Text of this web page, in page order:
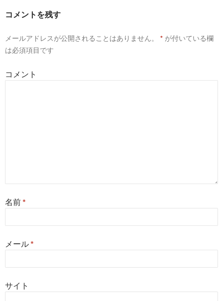
ゲ
シ
ン
コメントを残す
メールアドレスが公開されることはありません。 * が付いている欄
は必須項目です
コメント
名前*
メール*
サイト